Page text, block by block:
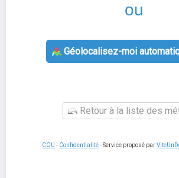
ou
Géolocalisez-moi
Retour à la liste des
CGU - Confidentialité- Service proposé par